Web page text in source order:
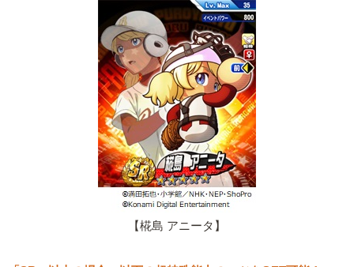
【椛島 アニータ】